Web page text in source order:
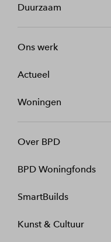
Duurzaam
Ons werk
Actueel
Woningen
Over BPD
BPD Woningfonds
SmartBuilds
Kunst & Cultuur